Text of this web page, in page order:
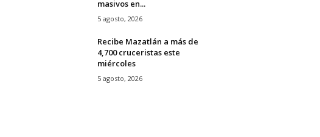
masivos en...
5 agosto, 2026
Recibe Mazatlán a más de
4,700 cruceristas este
miércoles
5 agosto, 2026